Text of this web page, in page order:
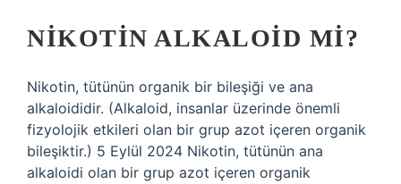
NIKOTIN ALKALOID MI?
Nikotin, tütünün organik bir bileşiği ve ana
alkaloididir. (Alkaloid, insanlar üzerinde önemli
fizyolojik etkileri olan bir grup azot içeren organik
bileşiktir.) 5 Eylül 2024 Nikotin, tütünün ana
alkaloidi olan bir grup azot içeren organik